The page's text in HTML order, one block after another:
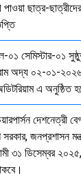
ছাত্র-
সেমিস্টার-০১
অদ্য ০২-০১-২০২৬
এ অনুষ্ঠিত
দেশনেত্রী
সরকার, জনপ্রশাসন
৩১ ডিসেম্বর ২০২৫,